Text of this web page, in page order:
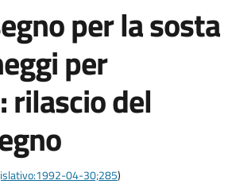
per la sosta
per
rilascio del
04-30;285)